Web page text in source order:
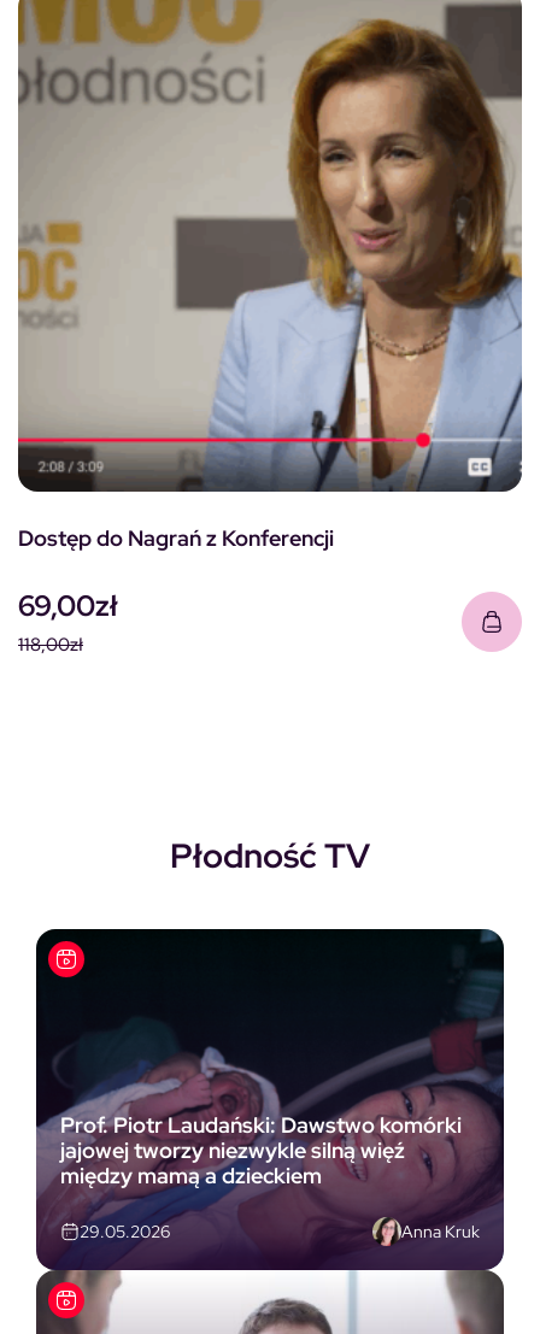
Dostęp do Nagrań z Konferencji
118,00zł
69,00zł
Płodność TV
Prof. Piotr Laudański: Dawstwo komórki
jajowej tworzy niezwykle silną więź
między mamą a dzieckiem
29.05.2026 Anna Kruk